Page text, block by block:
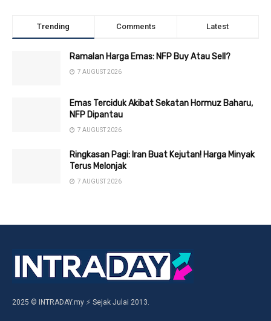
Trending Comments Latest
Ramalan Harga Emas: NFP Buy Atau Sell?
7 AUGUST 2026
Emas Terciduk Akibat Sekatan Hormuz Baharu,
NFP Dipantau
7 AUGUST 2026
Ringkasan Pagi: Iran Buat Kejutan! Harga Minyak
Terus Melonjak
7 AUGUST 2026
2025 © INTRADAY.my ⚡ Sejak Julai 2013.